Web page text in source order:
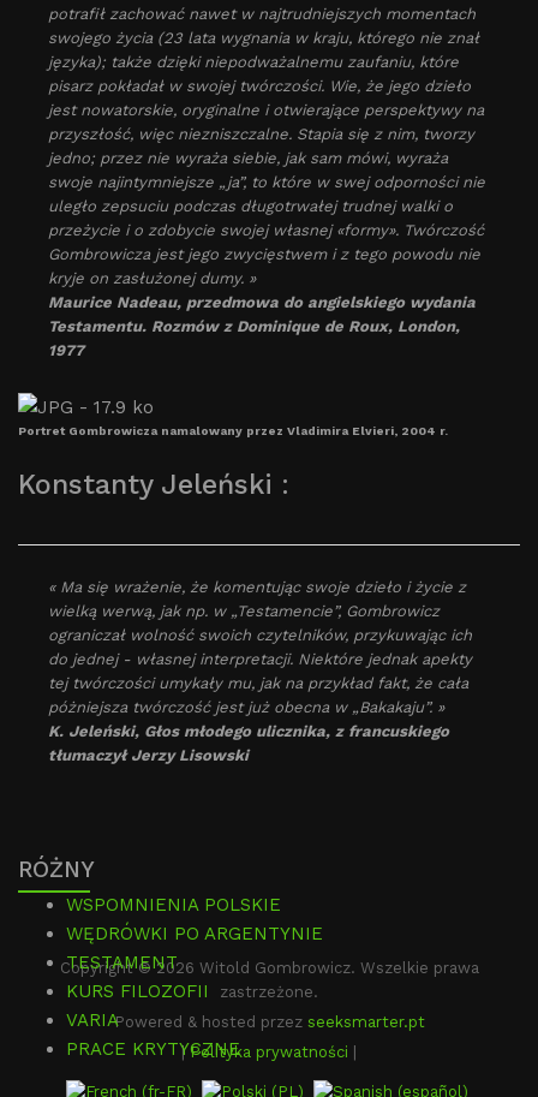
potrafił zachować nawet w najtrudniejszych momentach
swojego życia (23 lata wygnania w kraju, którego nie znał
języka); także dzięki niepodważalnemu zaufaniu, które
pisarz pokładał w swojej twórczości. Wie, że jego dzieło
jest nowatorskie, oryginalne i otwierające perspektywy na
przyszłość, więc niezniszczalne. Stapia się z nim, tworzy
jedno; przez nie wyraża siebie, jak sam mówi, wyraża
swoje najintymniejsze „ja”, to które w swej odporności nie
uległo zepsuciu podczas długotrwałej trudnej walki o
przeżycie i o zdobycie swojej własnej «formy». Twórczość
Gombrowicza jest jego zwycięstwem i z tego powodu nie
kryje on zasłużonej dumy. »
Maurice Nadeau, przedmowa do angielskiego wydania
Testamentu. Rozmów z Dominique de Roux, London,
1977
Portret Gombrowicza namalowany przez Vladimira Elvieri, 2004 r.
Konstanty Jeleński :
« Ma się wrażenie, że komentując swoje dzieło i życie z
wielką werwą, jak np. w „Testamencie”, Gombrowicz
ograniczał wolność swoich czytelników, przykuwając ich
do jednej - własnej interpretacji. Niektóre jednak apekty
tej twórczości umykały mu, jak na przykład fakt, że cała
póżniejsza twórczość jest już obecna w „Bakakaju”. »
K. Jeleński, Głos młodego ulicznika, z francuskiego
tłumaczył Jerzy Lisowski
RÓŻNY
WSPOMNIENIA POLSKIE
WĘDRÓWKI PO ARGENTYNIE
TESTAMENT
KURS FILOZOFII
VARIA
PRACE KRYTYCZNE
Copyright © 2026 Witold Gombrowicz. Wszelkie prawa
zastrzeżone.
Powered & hosted przez seeksmarter.pt
|Polityka prywatności